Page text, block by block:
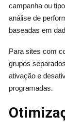
campanha ou
análise de
baseadas em
Para sites com
grupos
ativação e
programadas.